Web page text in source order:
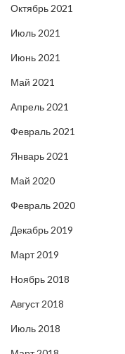
Октябрь 2021
Июль 2021
Июнь 2021
Май 2021
Апрель 2021
Февраль 2021
Январь 2021
Май 2020
Февраль 2020
Декабрь 2019
Март 2019
Ноябрь 2018
Август 2018
Июль 2018